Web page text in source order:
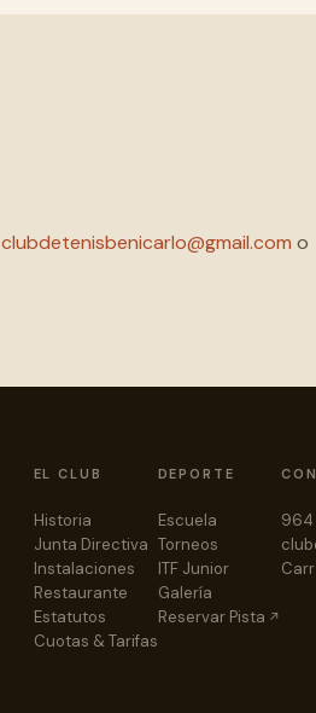
clubdetenisbenicarlo@gmail.com o
EL CLUB
Historia
Junta Directiva
Instalaciones
Restaurante
Estatutos
Cuotas & Tarifas
DEPORTE
Escuela
Torneos
ITF Junior
Galería
Reservar Pista
964